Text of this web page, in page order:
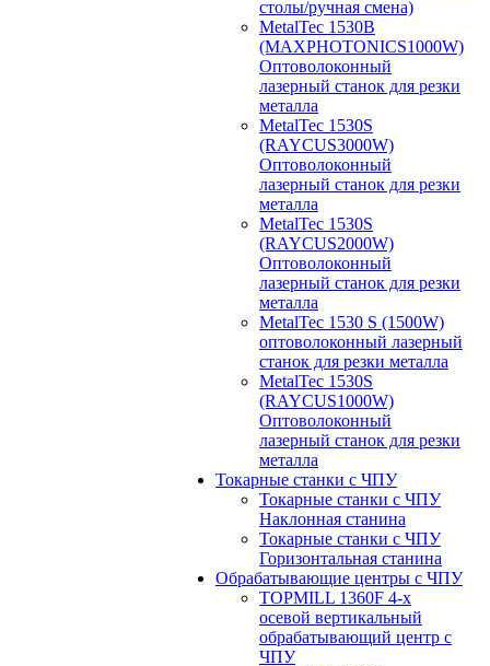
столы/ручная смена)
MetalTec 1530B
(MAXPHOTONICS1000W)
Оптоволоконный
лазерный станок для резки
металла
MetalTec 1530S
(RAYCUS3000W)
Оптоволоконный
лазерный станок для резки
металла
MetalTec 1530S
(RAYCUS2000W)
Оптоволоконный
лазерный станок для резки
металла
MetalTec 1530 S (1500W)
оптоволоконный лазерный
станок для резки металла
MetalTec 1530S
(RAYCUS1000W)
Оптоволоконный
лазерный станок для резки
металла
Токарные станки с ЧПУ
Токарные станки с ЧПУ
Наклонная станина
Токарные станки с ЧПУ
Горизонтальная станина
Обрабатывающие центры с ЧПУ
TOPMILL 1360F 4-x
осевой вертикальный
обрабатывающий центр с
ЧПУ